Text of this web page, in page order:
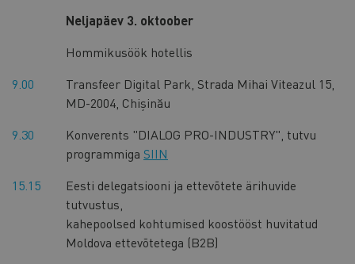
Neljapäev 3. oktoober
Hommikusöök hotellis
9.00
Transfeer Digital Park, Strada Mihai Viteazul 15,
MD-2004, Chișinău
9.30
Konverents "DIALOG PRO-INDUSTRY", tutvu
programmiga SIIN
15.15
Eesti delegatsiooni ja ettevõtete ärihuvide
tutvustus,
kahepoolsed kohtumised koostööst huvitatud
Moldova ettevõtetega (B2B)